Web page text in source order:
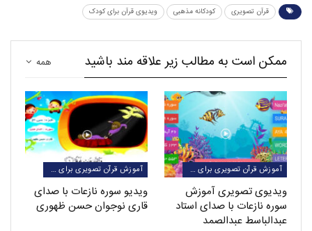
قرآن تصویری کودکانه مذهبی ویدیوی قرآن برای کودک
همه ممکن است به مطالب زیر علاقه مند باشید
آموزش قرآن تصویری برای کودکان
ویدیوی تصویری آموزش
سوره نازعات با صدای استاد
عبدالباسط عبدالصمد
آموزش قرآن تصویری برای کودکان
ویدیو سوره نازعات با صدای
قاری نوجوان حسن ظهوری